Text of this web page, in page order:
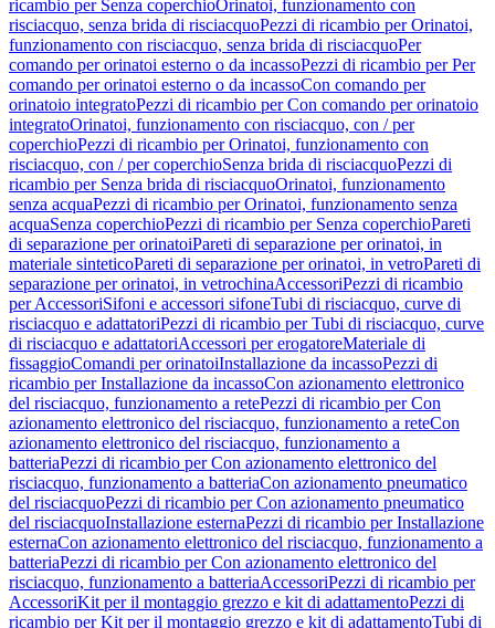
ricambio per Senza coperchioOrinatoi, funzionamento con
risciacquo, senza brida di risciacquoPezzi di ricambio per Orinatoi,
funzionamento con risciacquo, senza brida di risciacquoPer
comando per orinatoi esterno o da incassoPezzi di ricambio per Per
comando per orinatoi esterno o da incassoCon comando per
orinatoio integratoPezzi di ricambio per Con comando per orinatoio
integratoOrinatoi, funzionamento con risciacquo, con / per
coperchioPezzi di ricambio per Orinatoi, funzionamento con
risciacquo, con / per coperchioSenza brida di risciacquoPezzi di
ricambio per Senza brida di risciacquoOrinatoi, funzionamento
senza acquaPezzi di ricambio per Orinatoi, funzionamento senza
acquaSenza coperchioPezzi di ricambio per Senza coperchioPareti
di separazione per orinatoiPareti di separazione per orinatoi, in
materiale sinteticoPareti di separazione per orinatoi, in vetroPareti di
separazione per orinatoi, in vetrochinaAccessoriPezzi di ricambio
per AccessoriSifoni e accessori sifoneTubi di risciacquo, curve di
risciacquo e adattatoriPezzi di ricambio per Tubi di risciacquo, curve
di risciacquo e adattatoriAccessori per erogatoreMateriale di
fissaggioComandi per orinatoiInstallazione da incassoPezzi di
ricambio per Installazione da incassoCon azionamento elettronico
del risciacquo, funzionamento a retePezzi di ricambio per Con
azionamento elettronico del risciacquo, funzionamento a reteCon
azionamento elettronico del risciacquo, funzionamento a
batteriaPezzi di ricambio per Con azionamento elettronico del
risciacquo, funzionamento a batteriaCon azionamento pneumatico
del risciacquoPezzi di ricambio per Con azionamento pneumatico
del risciacquoInstallazione esternaPezzi di ricambio per Installazione
esternaCon azionamento elettronico del risciacquo, funzionamento a
batteriaPezzi di ricambio per Con azionamento elettronico del
risciacquo, funzionamento a batteriaAccessoriPezzi di ricambio per
AccessoriKit per il montaggio grezzo e kit di adattamentoPezzi di
ricambio per Kit per il montaggio grezzo e kit di adattamentoTubi di